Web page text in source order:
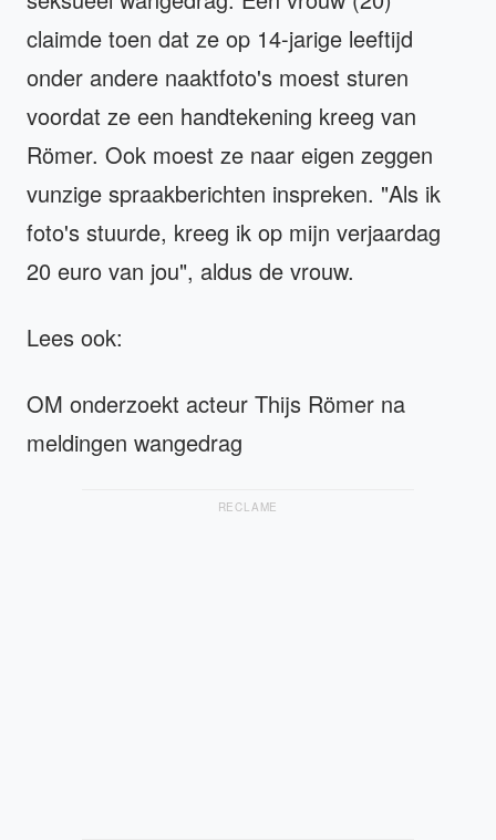
claimde toen dat ze op 14-jarige leeftijd
onder andere naaktfoto's moest sturen
voordat ze een handtekening kreeg van
Römer. Ook moest ze naar eigen zeggen
vunzige spraakberichten inspreken. "Als ik
foto's stuurde, kreeg ik op mijn verjaardag
20 euro van jou", aldus de vrouw.
Lees ook:
OM onderzoekt acteur Thijs Römer na
meldingen wangedrag
RECLAME